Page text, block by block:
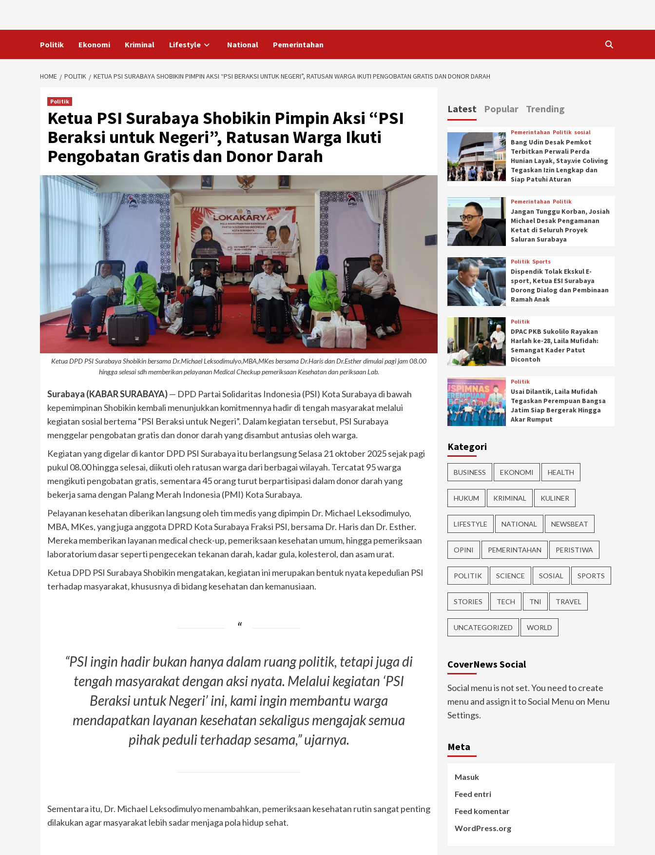
Politik Ekonomi Kriminal Lifestyle National Pemerintahan
HOME POLITIK KETUA PSI SURABAYA SHOBIKIN PIMPIN AKSI “PSI BERAKSI UNTUK NEGERI”, RATUSAN WARGA IKUTI PENGOBATAN GRATIS DAN DONOR DARAH
Politik
Ketua PSI Surabaya Shobikin Pimpin Aksi “PSI
Beraksi untuk Negeri”, Ratusan Warga Ikuti
Pengobatan Gratis dan Donor Darah
Ketua DPD PSI Surabaya Shobikin bersama Dr.Michael Leksodimulyo,MBA,MKes bersama Dr.Haris dan Dr.Esther dimulai pagi jam 08.00
hingga selesai sdh memberikan pelayanan Medical Checkup pemeriksaan Kesehatan dan periksaan Lab.
Surabaya (KABAR SURABAYA)— DPD Partai Solidaritas Indonesia (PSI) Kota Surabaya di bawah
kepemimpinan Shobikin kembali menunjukkan komitmennya hadir di tengah masyarakat melalui
kegiatan sosial bertema “PSI Beraksi untuk Negeri”. Dalam kegiatan tersebut, PSI Surabaya
menggelar pengobatan gratis dan donor darah yang disambut antusias oleh warga.
Kegiatan yang digelar di kantor DPD PSI Surabaya itu berlangsung Selasa 21 oktober 2025 sejak pagi
pukul 08.00 hingga selesai, diikuti oleh ratusan warga dari berbagai wilayah. Tercatat 95 warga
mengikuti pengobatan gratis, sementara 45 orang turut berpartisipasi dalam donor darah yang
bekerja sama dengan Palang Merah Indonesia (PMI) Kota Surabaya.
Pelayanan kesehatan diberikan langsung oleh tim medis yang dipimpin Dr. Michael Leksodimulyo,
MBA, MKes, yang juga anggota DPRD Kota Surabaya Fraksi PSI, bersama Dr. Haris dan Dr. Esther.
Mereka memberikan layanan medical check-up, pemeriksaan kesehatan umum, hingga pemeriksaan
laboratorium dasar seperti pengecekan tekanan darah, kadar gula, kolesterol, dan asam urat.
Ketua DPD PSI Surabaya Shobikin mengatakan, kegiatan ini merupakan bentuk nyata kepedulian PSI
terhadap masyarakat, khususnya di bidang kesehatan dan kemanusiaan.
“PSI ingin hadir bukan hanya dalam ruang politik, tetapi juga di
tengah masyarakat dengan aksi nyata. Melalui kegiatan ‘PSI
Beraksi untuk Negeri’ ini, kami ingin membantu warga
mendapatkan layanan kesehatan sekaligus mengajak semua
pihak peduli terhadap sesama,” ujarnya.
Sementara itu, Dr. Michael Leksodimulyo menambahkan, pemeriksaan kesehatan rutin sangat penting
dilakukan agar masyarakat lebih sadar menjaga pola hidup sehat.
Latest Popular Trending
Pemerintahan Politik sosial
Bang Udin Desak Pemkot
Terbitkan Perwali Perda
Hunian Layak, Stay.vie Coliving
Tegaskan Izin Lengkap dan
Siap Patuhi Aturan
Pemerintahan Politik
Jangan Tunggu Korban, Josiah
Michael Desak Pengamanan
Ketat di Seluruh Proyek
Saluran Surabaya
Politik Sports
Dispendik Tolak Ekskul E-
sport, Ketua ESI Surabaya
Dorong Dialog dan Pembinaan
Ramah Anak
Politik
DPAC PKB Sukolilo Rayakan
Harlah ke-28, Laila Mufidah:
Semangat Kader Patut
Dicontoh
Politik
Usai Dilantik, Laila Mufidah
Tegaskan Perempuan Bangsa
Jatim Siap Bergerak Hingga
Akar Rumput
Kategori
BUSINESS EKONOMI HEALTH
HUKUM KRIMINAL KULINER
LIFESTYLE NATIONAL NEWSBEAT
OPINI PEMERINTAHAN PERISTIWA
POLITIK SCIENCE SOSIAL SPORTS
STORIES TECH TNI TRAVEL
UNCATEGORIZED WORLD
CoverNews Social
Social menu is not set. You need to create
menu and assign it to Social Menu on Menu
Settings.
Meta
Masuk
Feed entri
Feed komentar
WordPress.org